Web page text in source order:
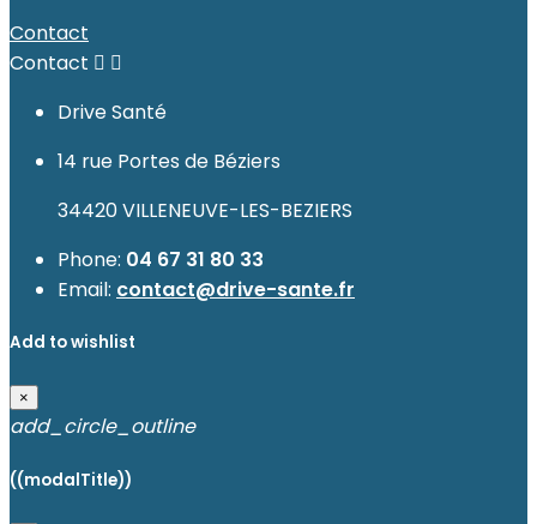
Contact
Contact  
Drive Santé
14 rue Portes de Béziers
34420 VILLENEUVE-LES-BEZIERS
Phone: 04 67 31 80 33
Email: contact@drive-sante.fr
Add to wishlist
×
add_circle_outline
((modalTitle))